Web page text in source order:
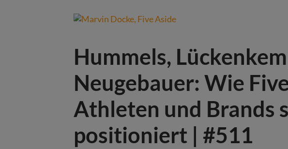
Hummels,
Neugebauer: Wie
Athleten und Brands
positioniert | #511